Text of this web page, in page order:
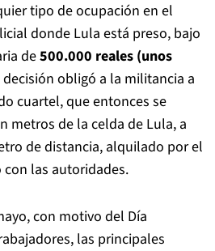
tipo de ocupación en el
donde Lula está preso, bajo
de500.000 reales (unos
decisión obligó a la militancia a
cuartel, que entonces se
metros de la celda de Lula, a
de distancia, alquilado por el
las autoridades.
con motivo del Día
las principales